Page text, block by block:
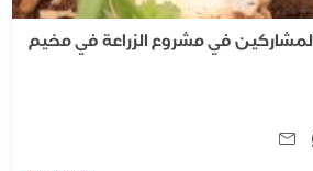
في مشروع الزراعة في مخيم